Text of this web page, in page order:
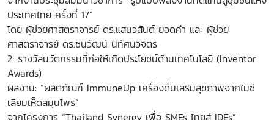
ประเทศไทย ครั้งที่ 17”
โดย ผู้ช่วยศาสตราจารย์ ดร.แสนวสันต์ ยอดคำ และ ผู้ช่วย
ศาสตราจารย์ ดร.ชนวัฒน์ นิทัศนวิจิตร
2. รางวัลนวัตกรรมที่ก่อให้เกิดประโยชน์ด้านเทคโนโลยี (Inventor
Awards)
ผลงาน: “ผลิตภัณฑ์ ImmuneUp เครื่องดื่มเสริมสุขภาพจากไมซี
เลียมเห็ดสมุนไพร”
จากโครงการ “Thailand Synergy เพื่อ SMEs ไทยสู่ IDEs”